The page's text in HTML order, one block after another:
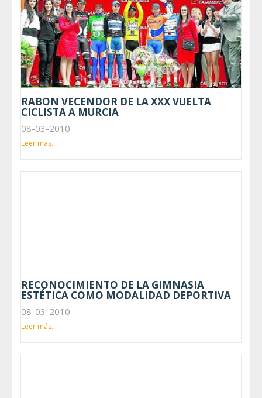
RABON VECENDOR DE LA XXX VUELTA
CICLISTA A MURCIA
08-03-2010
Leer más...
RECONOCIMIENTO DE LA GIMNASIA
ESTÉTICA COMO MODALIDAD DEPORTIVA
08-03-2010
Leer más...